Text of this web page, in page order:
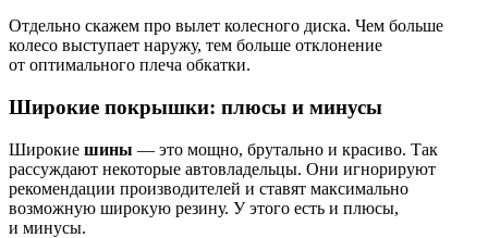
Отдельно скажем про вылет колесного диска. Чем больше
колесо выступает наружу, тем больше отклонение
от оптимального плеча обкатки.
Широкие покрышки: плюсы и минусы
Широкие шины — это мощно, брутально и красиво. Так
рассуждают некоторые автовладельцы. Они игнорируют
рекомендации производителей и ставят максимально
возможную широкую резину. У этого есть и плюсы,
и минусы.